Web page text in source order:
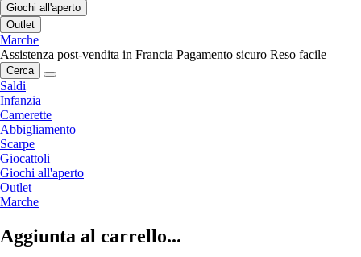
Giochi all'aperto
Outlet
Marche
Assistenza post-vendita in Francia Pagamento sicuro Reso facile
Cerca
Saldi
Infanzia
Camerette
Abbigliamento
Scarpe
Giocattoli
Giochi all'aperto
Outlet
Marche
Aggiunta al carrello...